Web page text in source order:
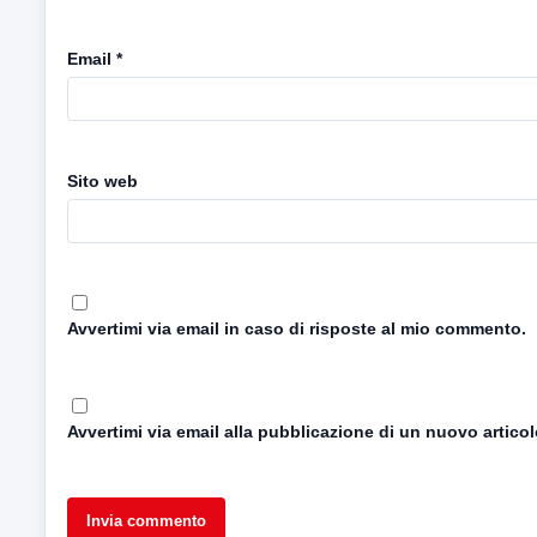
Email *
Sito web
Avvertimi via email in caso di risposte al mio commento.
Avvertimi via email alla pubblicazione di un nuovo